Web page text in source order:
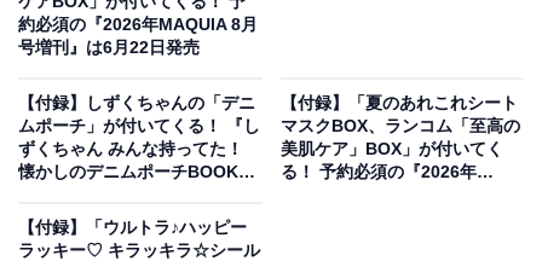
月号』（税込1990円）。付録として、「miffyデザイン
ハンディ・ミシン＆缶ケースセット」が付いてきます。
約必須の『2026年MAQUIA 8月
号増刊』は6月22日発売
【付録】しずくちゃんの「デニ
ムポーチ」が付いてくる！ 『し
ずくちゃん みんな持ってた！
懐かしのデニムポーチBOOK』
【付録】「夏のあれこれシート
マスクBOX、ランコム「至高の
美肌ケア」BOX」が付いてく
る！ 予約必須の『2026年
【付録】「ウルトラ♪ハッピー
ラッキー♡ キラッキラ☆シール